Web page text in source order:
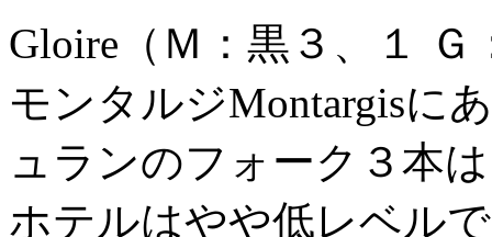
Gloire（Ｍ：黒３、１ Ｇ
モンタルジMontargisに
ュランのフォーク３本
ホテルはやや低レベル